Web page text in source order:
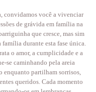
convidamos você a vivenciar
de grávida em família na
que cresce, mas sim
família durante esta fase única.
o amor, a cumplicidade e a
se caminhando pela areia
enquanto partilham sorrisos,
queridos. Cada momento